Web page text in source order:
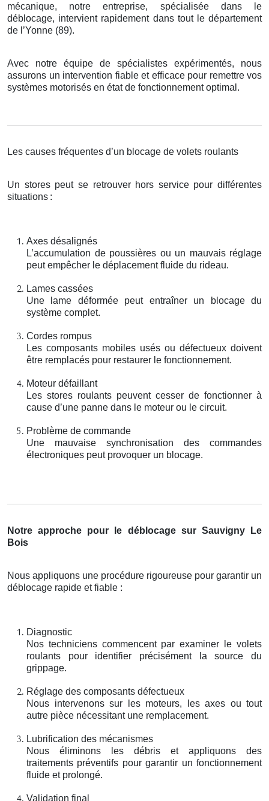
mécanique, notre entreprise, spécialisée dans le
déblocage, intervient rapidement dans tout le département
de l’Yonne (89).
Avec notre équipe de spécialistes expérimentés, nous
assurons un intervention fiable et efficace pour remettre vos
systèmes motorisés en état de fonctionnement optimal.
Les causes fréquentes d’un blocage de volets roulants
Un stores peut se retrouver hors service pour différentes
situations :
Axes désalignés
L’accumulation de poussières ou un mauvais réglage
peut empêcher le déplacement fluide du rideau.
Lames cassées
Une lame déformée peut entraîner un blocage du
système complet.
Cordes rompus
Les composants mobiles usés ou défectueux doivent
être remplacés pour restaurer le fonctionnement.
Moteur défaillant
Les stores roulants peuvent cesser de fonctionner à
cause d’une panne dans le moteur ou le circuit.
Problème de commande
Une mauvaise synchronisation des commandes
électroniques peut provoquer un blocage.
Notre approche pour le déblocage sur Sauvigny Le
Bois
Nous appliquons une procédure rigoureuse pour garantir un
déblocage rapide et fiable :
Diagnostic
Nos techniciens commencent par examiner le volets
roulants pour identifier précisément la source du
grippage.
Réglage des composants défectueux
Nous intervenons sur les moteurs, les axes ou tout
autre pièce nécessitant une remplacement.
Lubrification des mécanismes
Nous éliminons les débris et appliquons des
traitements préventifs pour garantir un fonctionnement
fluide et prolongé.
Validation final